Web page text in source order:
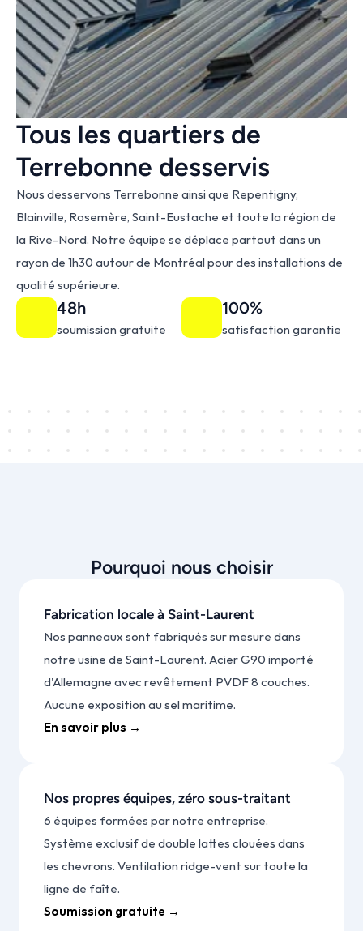
Tous les quartiers de
Terrebonne desservis
Nous desservons Terrebonne ainsi que Repentigny,
Blainville, Rosemère, Saint-Eustache et toute la région de
la Rive-Nord. Notre équipe se déplace partout dans un
rayon de 1h30 autour de Montréal pour des installations de
qualité supérieure.
48h
soumission gratuite
100%
satisfaction garantie
Pourquoi nous choisir
Fabrication locale à Saint-Laurent
Nos panneaux sont fabriqués sur mesure dans
notre usine de Saint-Laurent. Acier G90 importé
d'Allemagne avec revêtement PVDF 8 couches.
Aucune exposition au sel maritime.
En savoir plus →
Nos propres équipes, zéro sous-traitant
6 équipes formées par notre entreprise.
Système exclusif de double lattes clouées dans
les chevrons. Ventilation ridge-vent sur toute la
ligne de faîte.
Soumission gratuite →